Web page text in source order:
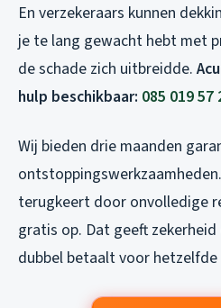
En verzekeraars kunnen
je te lang gewacht hebt met
de schade zich uitbreidde.
hulp beschikbaar: 085 019 57
Wij bieden drie maanden
terugkeert door onvolledige
gratis op. Dat geeft
dubbel betaalt voor hetzelfde